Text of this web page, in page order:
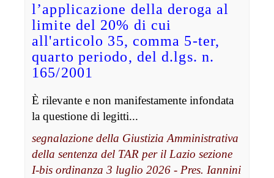
l’applicazione della deroga al
limite del 20% di cui
all'articolo 35, comma 5-ter,
quarto periodo, del d.lgs. n.
165/2001
È rilevante e non manifestamente infondata
la questione di legitti...
segnalazione della Giustizia Amministrativa
della sentenza del TAR per il Lazio sezione
I-bis ordinanza 3 luglio 2026 - Pres. Iannini